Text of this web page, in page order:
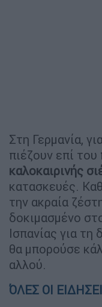
Στη Γερμανία,
πιέζουν επί του
καλοκαιρινής
κατασκευές.
την ακραία
δοκιμασμένο
Ισπανίας για τη
θα μπορούσε
αλλού.
ΌΛΕΣ ΟΙ